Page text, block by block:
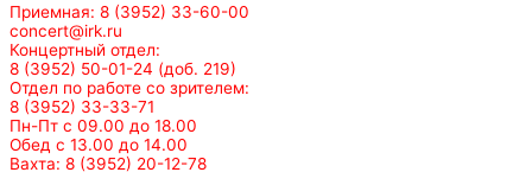
Приемная: 8 (3952) 33-60-00
concert@irk.ru
Концертный отдел:
8 (3952) 50-01-24 (доб. 219)
Отдел по работе со зрителем:
8 (3952) 33-33-71
Пн-Пт с 09.00 до 18.00
Обед с 13.00 до 14.00
Вахта: 8 (3952) 20-12-78